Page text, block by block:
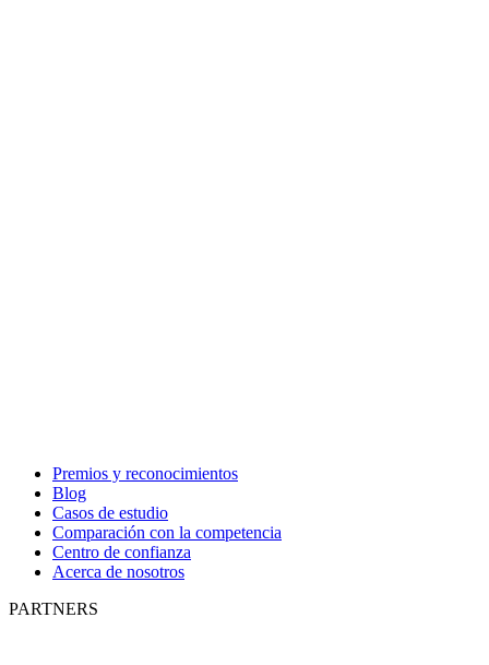
Premios y reconocimientos
Blog
Casos de estudio
Comparación con la competencia
Centro de confianza
Acerca de nosotros
PARTNERS